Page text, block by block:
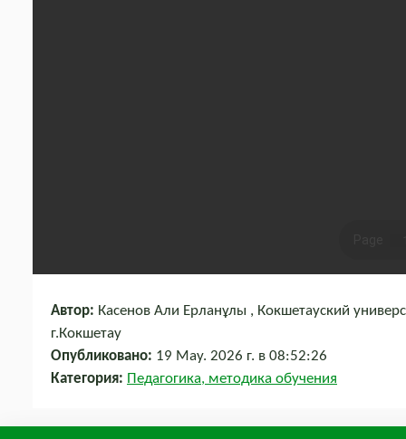
Автор: Касенов Али Ерланұлы , Кокшетауский
г.Кокшетау
Опубликовано: 19 May. 2026 г. в 08:52:26
Категория: Педагогика, методика обучения